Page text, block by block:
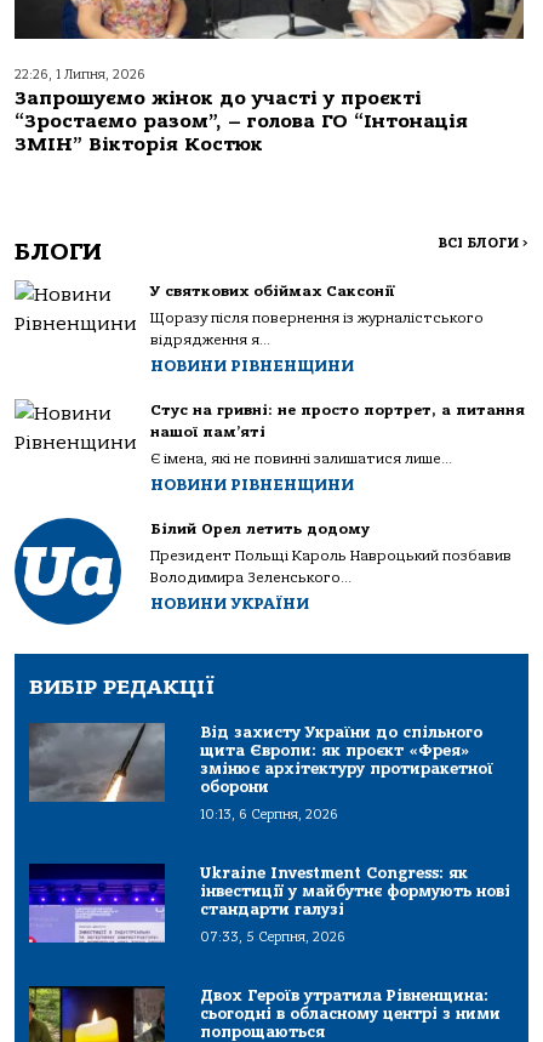
22:26, 1 Липня, 2026
Запрошуємо жінок до участі у проєкті
“Зростаємо разом”, – голова ГО “Інтонація
ЗМІН” Вікторія Костюк
БЛОГИ ВСІ БЛОГИ >
У святкових обіймах Саксонії
Щоразу після повернення із журналістського
відрядження я...
НОВИНИ РІВНЕНЩИНИ
Стус на гривні: не просто портрет, а питання
нашої пам’яті
Є імена, які не повинні залишатися лише...
НОВИНИ РІВНЕНЩИНИ
Білий Орел летить додому
Президент Польщі Кароль Навроцький позбавив
Володимира Зеленського...
НОВИНИ УКРАЇНИ
ВИБІР РЕДАКЦІЇ
Від захисту України до спільного
щита Європи: як проєкт «Фрея»
змінює архітектуру протиракетної
оборони
10:13, 6 Серпня, 2026
Ukraine Investment Congress: як
інвестиції у майбутнє формують нові
стандарти галузі
07:33, 5 Серпня, 2026
Двох Героїв утратила Рівненщина:
сьогодні в обласному центрі з ними
попрощаються